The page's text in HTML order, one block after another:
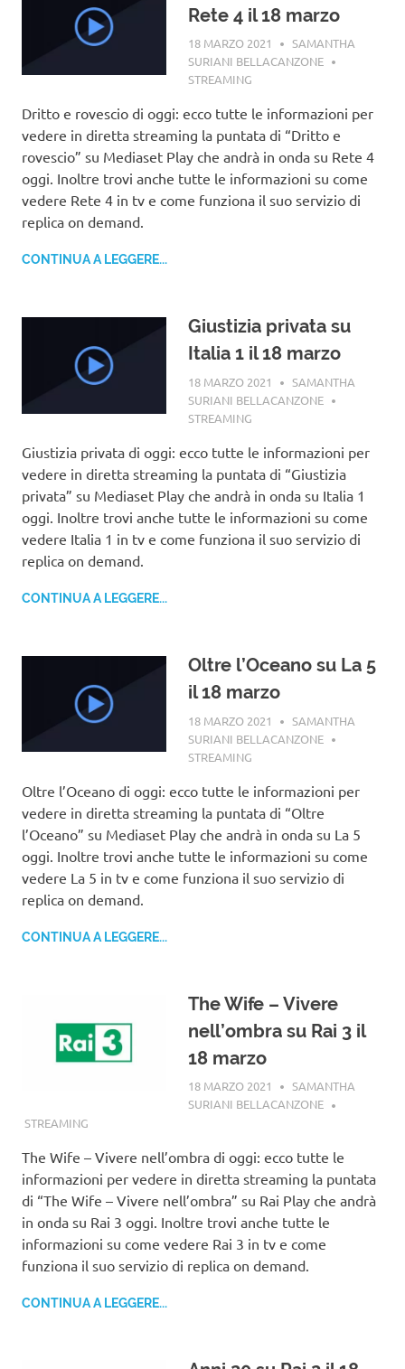
Rete 4 il 18 marzo
18 MARZO 2021
SAMANTHA
SURIANI BELLACANZONE
STREAMING
Dritto e rovescio di oggi: ecco tutte le informazioni per
vedere in diretta streaming la puntata di “Dritto e
rovescio” su Mediaset Play che andrà in onda su Rete 4
oggi. Inoltre trovi anche tutte le informazioni su come
vedere Rete 4 in tv e come funziona il suo servizio di
replica on demand.
CONTINUA A LEGGERE...
Giustizia privata su
Italia 1 il 18 marzo
18 MARZO 2021
SAMANTHA
SURIANI BELLACANZONE
STREAMING
Giustizia privata di oggi: ecco tutte le informazioni per
vedere in diretta streaming la puntata di “Giustizia
privata” su Mediaset Play che andrà in onda su Italia 1
oggi. Inoltre trovi anche tutte le informazioni su come
vedere Italia 1 in tv e come funziona il suo servizio di
replica on demand.
CONTINUA A LEGGERE...
Oltre l’Oceano su La 5
il 18 marzo
18 MARZO 2021
SAMANTHA
SURIANI BELLACANZONE
STREAMING
Oltre l’Oceano di oggi: ecco tutte le informazioni per
vedere in diretta streaming la puntata di “Oltre
l’Oceano” su Mediaset Play che andrà in onda su La 5
oggi. Inoltre trovi anche tutte le informazioni su come
vedere La 5 in tv e come funziona il suo servizio di
replica on demand.
CONTINUA A LEGGERE...
The Wife – Vivere
nell’ombra su Rai 3 il
18 marzo
18 MARZO 2021
SAMANTHA
SURIANI BELLACANZONE
STREAMING
The Wife – Vivere nell’ombra di oggi: ecco tutte le
informazioni per vedere in diretta streaming la puntata
di “The Wife – Vivere nell’ombra” su Rai Play che andrà
in onda su Rai 3 oggi. Inoltre trovi anche tutte le
informazioni su come vedere Rai 3 in tv e come
funziona il suo servizio di replica on demand.
CONTINUA A LEGGERE...